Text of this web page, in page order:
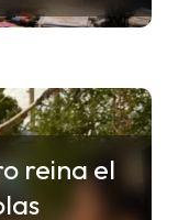
reina el